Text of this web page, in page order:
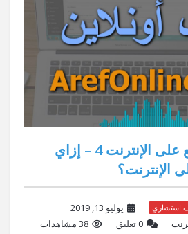
حلقة 84 – بيع على الإنترنت 4 – إزاي
الإنترنت؟
استشاري
يوليو 13, 2019
‫0 تعليق 38 مشاهدات